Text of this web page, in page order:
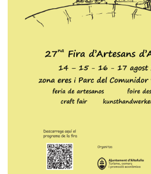
Mobilitat
Seu electrònica